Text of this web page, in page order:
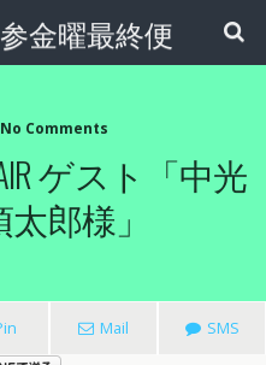
金曜最終便
No Comments
ゲスト「中光
郎様」
Mail SMS